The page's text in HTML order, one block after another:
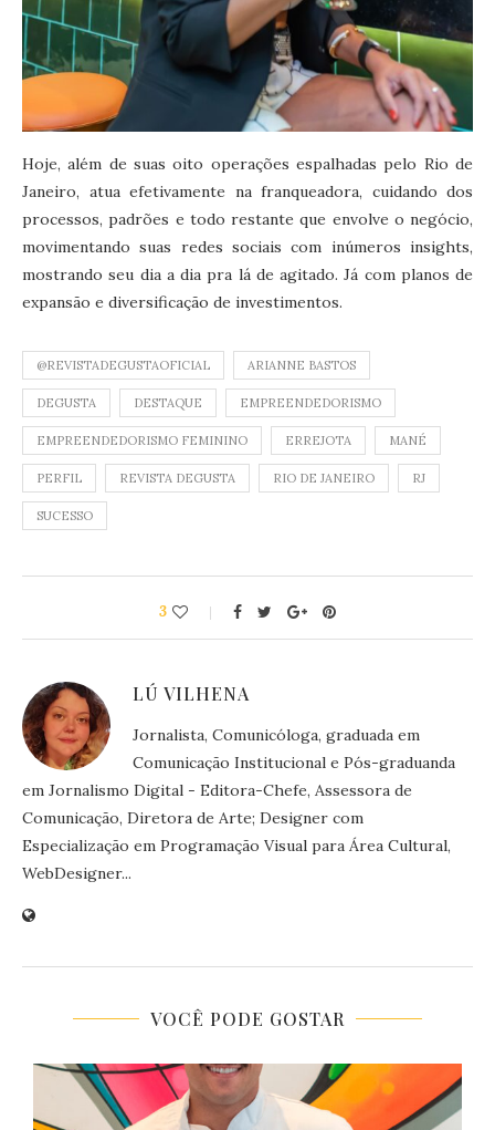
Hoje, além de suas oito operações espalhadas pelo Rio de
Janeiro, atua efetivamente na franqueadora, cuidando dos
processos, padrões e todo restante que envolve o negócio,
movimentando suas redes sociais com inúmeros insights,
mostrando seu dia a dia pra lá de agitado. Já com planos de
expansão e diversificação de investimentos.
@REVISTADEGUSTAOFICIAL ARIANNE BASTOS
DEGUSTA DESTAQUE EMPREENDEDORISMO
EMPREENDEDORISMO FEMININO ERREJOTA MANÉ
PERFIL REVISTA DEGUSTA RIO DE JANEIRO RJ
SUCESSO
3
LÚ VILHENA
Jornalista, Comunicóloga, graduada em
Comunicação Institucional e Pós-graduanda
em Jornalismo Digital - Editora-Chefe, Assessora de
Comunicação, Diretora de Arte; Designer com
Especialização em Programação Visual para Área Cultural,
WebDesigner...
VOCÊ PODE GOSTAR